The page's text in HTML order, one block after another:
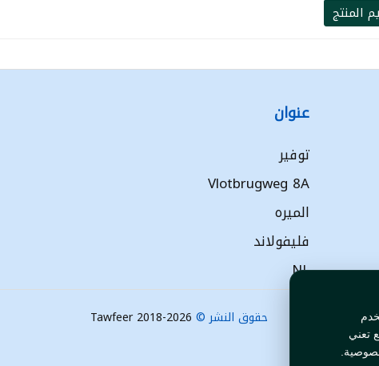
تعني
المنتج
عنوان
توفير
Vlotbrugweg 8A
الميره
فليفولاند
NL
حقوق النشر © Tawfeer 2018-2026